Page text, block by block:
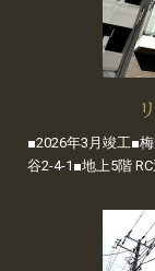
■2026年3月竣工■
谷2-4-1■地上5階